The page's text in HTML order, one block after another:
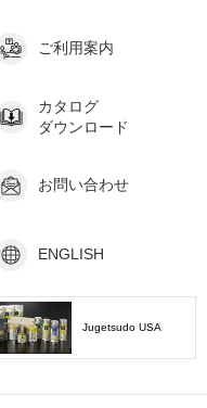
ご利用案内
カタログ
ダウンロード
お問い合わせ
ENGLISH
Jugetsudo USA